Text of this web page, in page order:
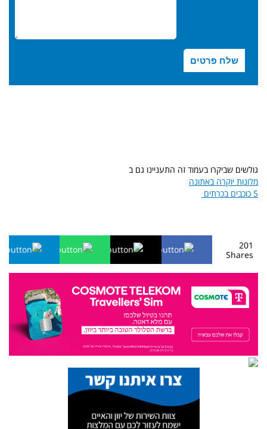
גולשים שביקרו בעמוד זה התעניינו גם ב
מלונות יוקרה באתונה
5 כוכבים בכרתים
201
Shares